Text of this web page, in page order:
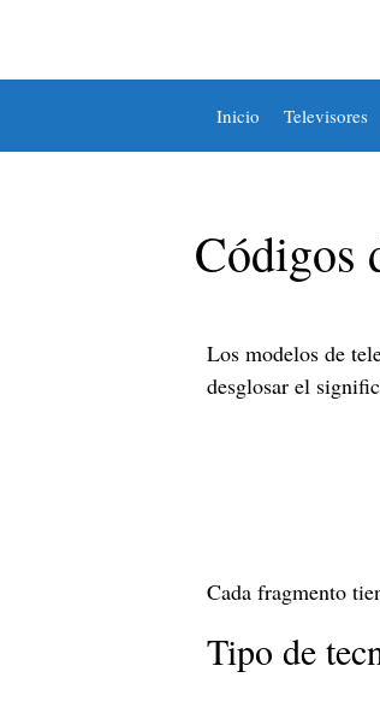
Inicio Televisores
Códigos
Los modelos de
desglosar el
Cada fragmento
Tipo de